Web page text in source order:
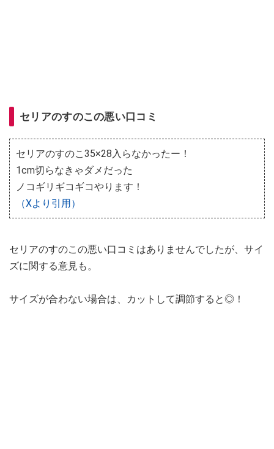
セリアのすのこの悪い口コミ
セリアのすのこ35×28入らなかったー！
1cm切らなきゃダメだった
ノコギリギコギコやります！
（Xより引用）
セリアのすのこの悪い口コミはありませんでしたが、サイ
ズに関する意見も。
サイズが合わない場合は、カットして調節すると◎！